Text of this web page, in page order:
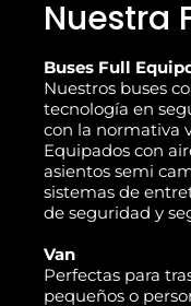
Nuestra
Buses Full
Nuestros buses
tecnología en
con la normativa
Equipados con
asientos semi
sistemas de
de seguridad y
Van
Perfectas para
pequeños o